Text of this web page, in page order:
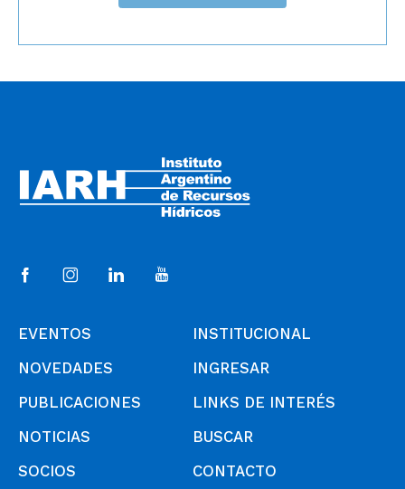
EVENTOS
NOVEDADES
PUBLICACIONES
NOTICIAS
SOCIOS
INSTITUCIONAL
INGRESAR
LINKS DE INTERÉS
BUSCAR
CONTACTO